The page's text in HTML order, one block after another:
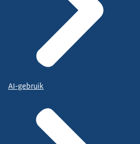
AI-gebruik